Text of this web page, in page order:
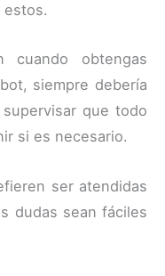
estos.
obtengas
siempre debería
que todo
si es necesario.
ser atendidas
dudas sean fáciles